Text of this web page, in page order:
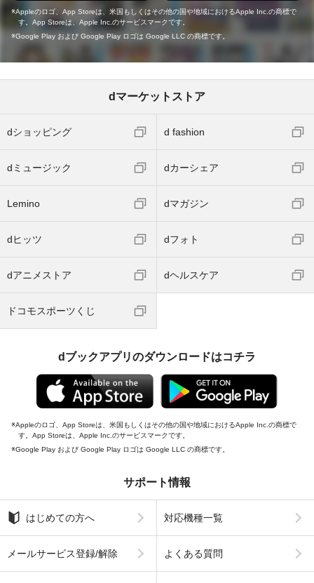
Appleのロゴ、App Storeは、米国もしくはその他の国や地域におけるApple Inc.の商標で
す。App Storeは、Apple Inc.のサービスマークです。
Google Play および Google Play ロゴは Google LLC の商標です。
dマーケットストア
dショッピング d fashion
dミュージック dカーシェア
Lemino dマガジン
dヒッツ dフォト
dアニメストア dヘルスケア
ドコモスポーツくじ
dブックアプリのダウンロードはコチラ
Appleのロゴ、App Storeは、米国もしくはその他の国や地域におけるApple Inc.の商標で
す。App Storeは、Apple Inc.のサービスマークです。
Google Play および Google Play ロゴは Google LLC の商標です。
サポート情報
はじめての方へ 対応機種一覧
メールサービス登録/解除 よくある質問